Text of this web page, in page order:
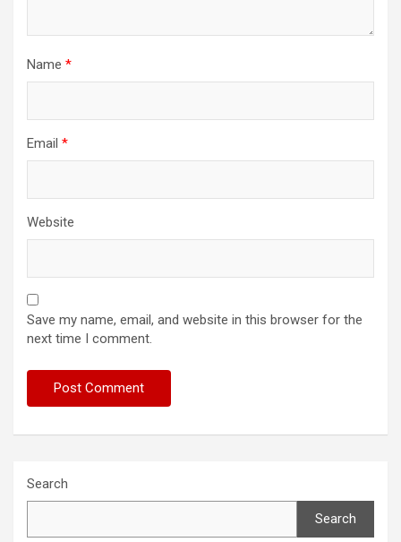
Name *
Email *
Website
Save my name, email, and website in this browser for the
next time I comment.
Search
Search